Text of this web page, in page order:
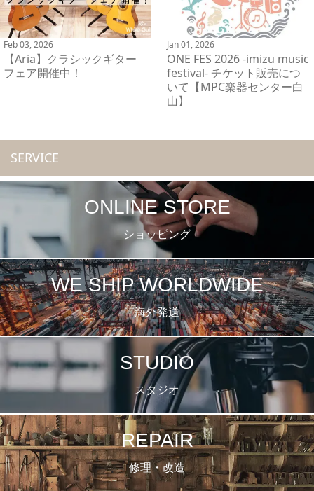
Feb 03, 2026
【Aria】クラシックギター
フェア開催中！
Jan 01, 2026
ONE FES 2026 -imizu music
festival- チケット販売につ
いて【MPC楽器センター白
山】
SERVICE
ONLINE STORE
ショッピング
WE SHIP WORLDWIDE
海外発送
STUDIO
スタジオ
REPAIR
修理・改造